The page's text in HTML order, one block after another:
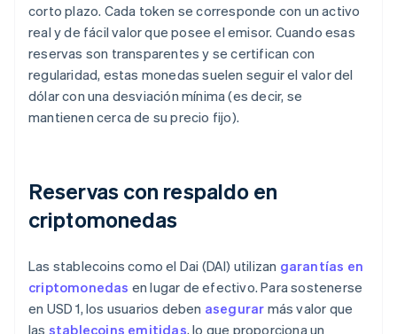
corto plazo. Cada token se corresponde con un activo
real y de fácil valor que posee el emisor. Cuando esas
reservas son transparentes y se certifican con
regularidad, estas monedas suelen seguir el valor del
dólar con una desviación mínima (es decir, se
mantienen cerca de su precio fijo).
Reservas con respaldo en
criptomonedas
Las stablecoins como el Dai (DAI) utilizan garantías en
criptomonedas en lugar de efectivo. Para sostenerse
en USD 1, los usuarios deben asegurar más valor que
las stablecoins emitidas, lo que proporciona un